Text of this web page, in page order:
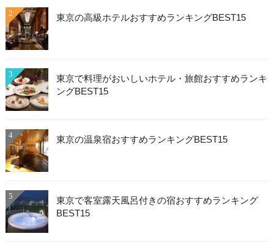
2 東京の高級ホテルおすすめランキングBEST15
3
東京で料理がおいしいホテル・旅館おすすめランキ
ングBEST15
4 東京の温泉宿おすすめランキングBEST15
5
東京で客室露天風呂付きの宿おすすめランキング
BEST15